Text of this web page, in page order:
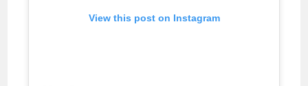
View this post on Instagram